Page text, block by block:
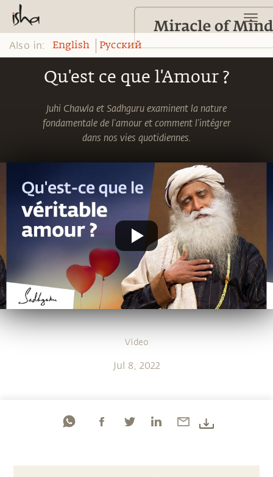
Also in: English Pусский
Qu'est ce que l'Amour ?
Juhi Chawla et Sadhguru examinent la nature
fondamentale de l'amour et comment l'intégrer
dans nos vies quotidiennes.
Video
Jul 8, 2022